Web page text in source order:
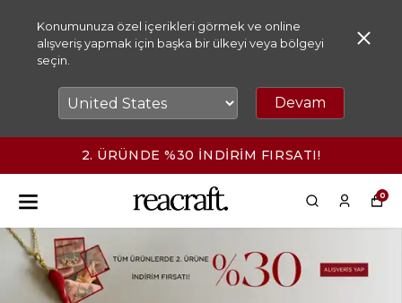
Konumunuza özel içerikleri görmek ve online
alışveriş yapmak için başka bir ülkeyi veya bölgeyi
seçin.
Devam
2. ÜRÜNDE %30 İNDİRİM FIRSATI!
0